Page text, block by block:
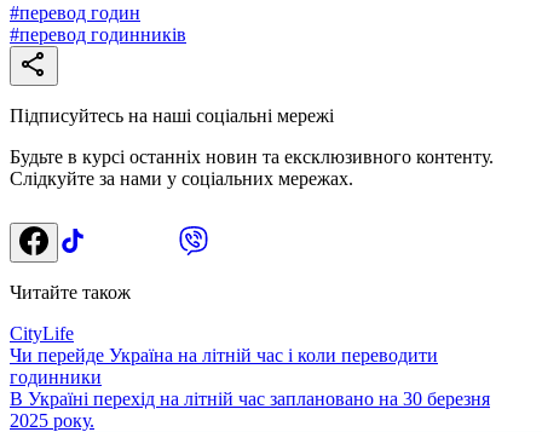
#перевод годин
#перевод годинників
Підписуйтесь на наші соціальні мережі
Будьте в курсі останніх новин та ексклюзивного контенту.
Слідкуйте за нами у соціальних мережах.
Читайте також
CityLife
Чи перейде Україна на літній час і коли переводити
годинники
В Україні перехід на літній час заплановано на 30 березня
2025 року.